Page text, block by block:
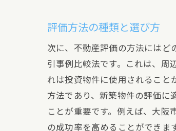
評価方法の種類と選び方
次に、不動産評価の方法にはど
引事例比較法です。これは、周
れは投資物件に使用されること
方法であり、新築物件の評価に
ことが重要です。例えば、大阪
の成功率を高めることができます